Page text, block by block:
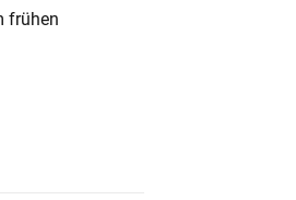
frühen